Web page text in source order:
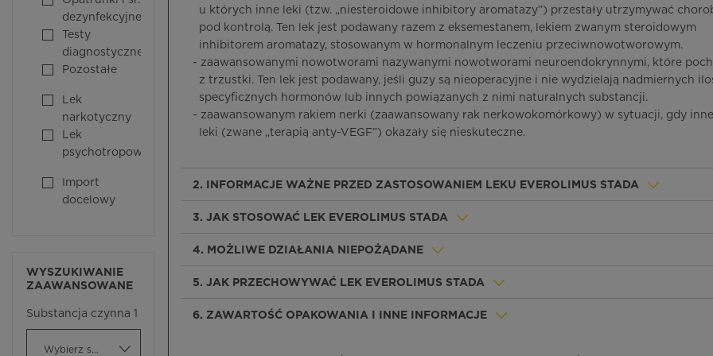
dezynfekcyjne
Testy
diagnostyczne
Pozostałe
Lek
narkotyczny
Lek
psychotropowy
Import
docelowy
WYSZUKIWANIE
ZAAWANSOWANE
Substancja czynna 1
u których inne leki (tzw. „niesteroidowe inhibitory aromatazy”) przestały utrzymywać
pod kontrolą. Ten lek jest podawany razem z eksemestanem, lekiem zwanym steroidowym
inhibitorem aromatazy, stosowanym w hormonalnym leczeniu przeciwnowotworowym.
- zaawansowanymi nowotworami nazywanymi nowotworami neuroendokrynnymi, które
z trzustki. Ten lek jest podawany, jeśli guzy są nieoperacyjne i nie wydzielają nadmiernych
specyficznych hormonów lub innych powiązanych z nimi naturalnych substancji.
- zaawansowanym rakiem nerki (zaawansowany rak nerkowokomórkowy) w sytuacji, gdy inne
leki (zwane „terapią anty-VEGF”) okazały się nieskuteczne.
2. INFORMACJE WAŻNE PRZED ZASTOSOWANIEM LEKU EVEROLIMUS STADA
3. JAK STOSOWAĆ LEK EVEROLIMUS STADA
4. MOŻLIWE DZIAŁANIA NIEPOŻĄDANE
5. JAK PRZECHOWYWAĆ LEK EVEROLIMUS STADA
6. ZAWARTOŚĆ OPAKOWANIA I INNE INFORMACJE